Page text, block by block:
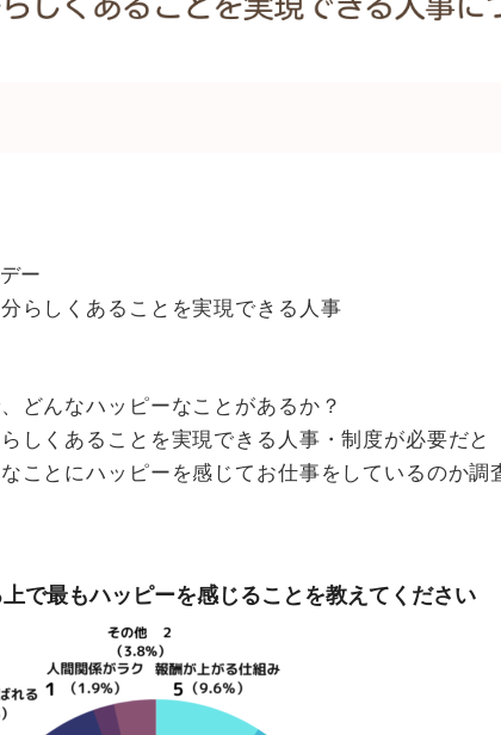
ー
らしくあることを実現できる人事
どんなハッピーなことがあるか？
しくあることを実現できる人事・制度が必要だと
ことにハッピーを感じてお仕事をしているのか調
で最もハッピーを感じることを教えてください